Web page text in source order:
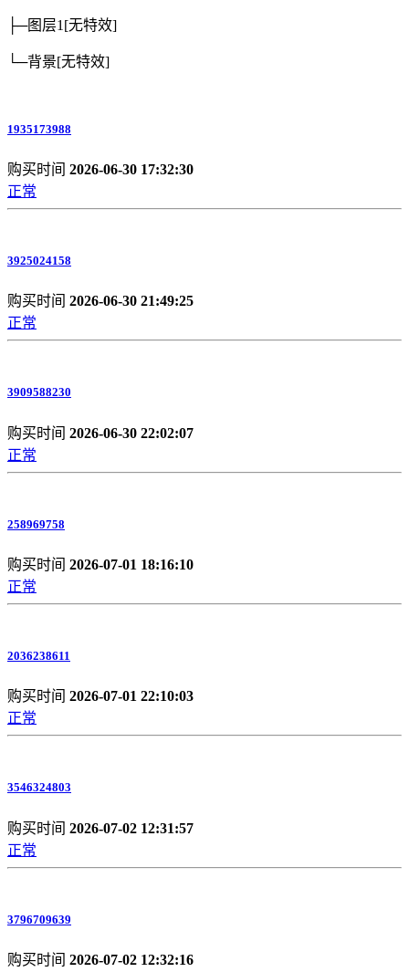
├─图层1 [无特效]
└─背景[无特效]
1935173988
购买时间 2026-06-30 17:32:30
正常
3925024158
购买时间 2026-06-30 21:49:25
正常
3909588230
购买时间 2026-06-30 22:02:07
正常
258969758
购买时间 2026-07-01 18:16:10
正常
2036238611
购买时间 2026-07-01 22:10:03
正常
3546324803
购买时间 2026-07-02 12:31:57
正常
3796709639
购买时间 2026-07-02 12:32:16